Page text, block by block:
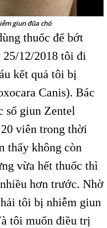
giun đũa chó
thuốc để bớt
25/12/2018 tôi đi
kết quả tôi bị
Canis). Bác
sổ giun Zentel
viên trong thời
thấy không còn
vừa hết thuốc thì
hơn trước. Nhờ
tôi bị nhiễm giun
tôi muốn điều trị